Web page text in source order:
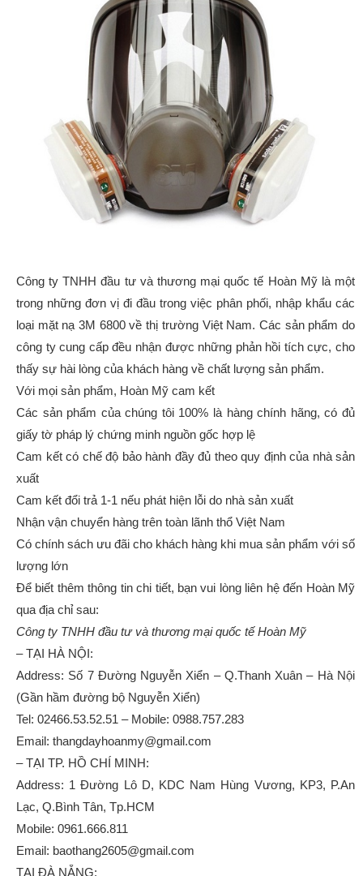
Công ty TNHH đầu tư và thương mại quốc tế Hoàn Mỹ là một
trong những đơn vị đi đầu trong việc phân phối, nhập khẩu các
loại mặt nạ 3M 6800 về thị trường Việt Nam. Các sản phẩm do
công ty cung cấp đều nhận được những phản hồi tích cực, cho
thấy sự hài lòng của khách hàng về chất lượng sản phẩm.
Với mọi sản phẩm, Hoàn Mỹ cam kết
Các sản phẩm của chúng tôi 100% là hàng chính hãng, có đủ
giấy tờ pháp lý chứng minh nguồn gốc hợp lệ
Cam kết có chế độ bảo hành đầy đủ theo quy định của nhà sản
xuất
Cam kết đổi trả 1-1 nếu phát hiện lỗi do nhà sản xuất
Nhận vận chuyển hàng trên toàn lãnh thổ Việt Nam
Có chính sách ưu đãi cho khách hàng khi mua sản phẩm với số
lượng lớn
Để biết thêm thông tin chi tiết, bạn vui lòng liên hệ đến Hoàn Mỹ
qua địa chỉ sau:
Công ty TNHH đầu tư và thương mại quốc tế Hoàn Mỹ
– TẠI HÀ NỘI:
Address: Số 7 Đường Nguyễn Xiển – Q.Thanh Xuân – Hà Nội
(Gần hầm đường bộ Nguyễn Xiển)
Tel: 02466.53.52.51 – Mobile: 0988.757.283
Email: thangdayhoanmy@gmail.com
– TẠI TP. HỒ CHÍ MINH:
Address: 1 Đường Lô D, KDC Nam Hùng Vương, KP3, P.An
Lạc, Q.Bình Tân, Tp.HCM
Mobile: 0961.666.811
Email: baothang2605@gmail.com
TẠI ĐÀ NẴNG: